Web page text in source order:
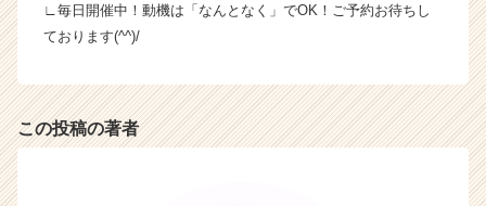
∟毎日開催中！動機は「なんとなく」でOK！ご予約お待ちし
ております(^^)/
この投稿の著者